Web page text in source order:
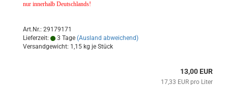
nur innerhalb Deutschlands!
Art.Nr.: 29179171
Lieferzeit:
3 Tage (Ausland abweichend)
Versandgewicht: 1,15 kg je Stück
13,00 EUR
17,33 EUR pro Liter